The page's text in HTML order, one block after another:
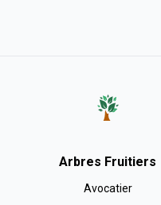
Arbres Fruitiers
Avocatier